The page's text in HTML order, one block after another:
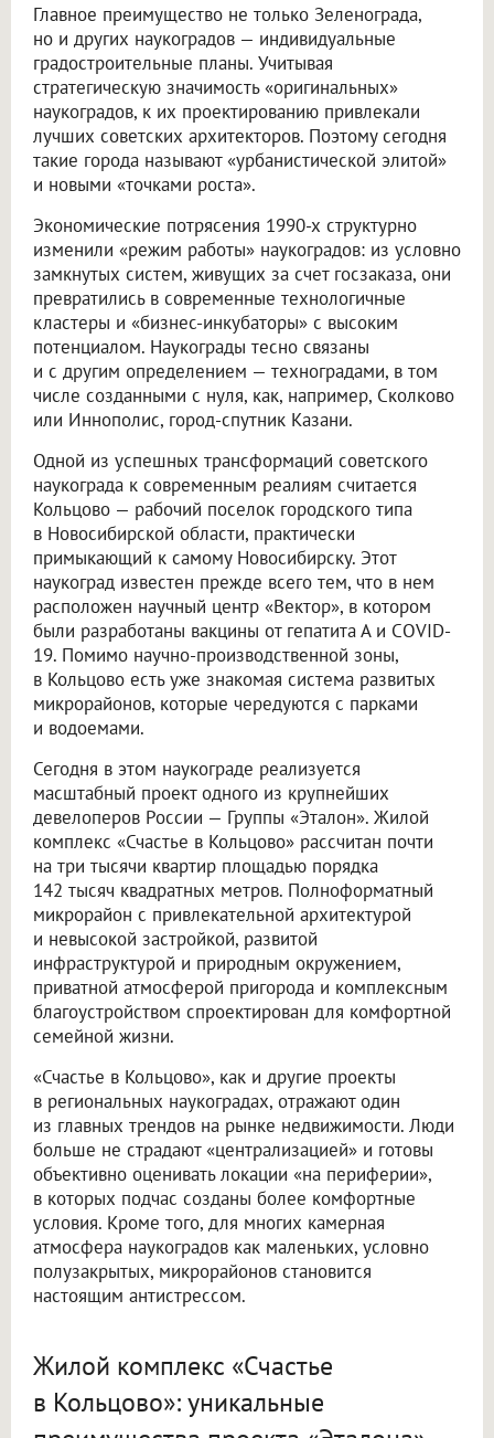
Главное преимущество не только Зеленограда,
но и других наукоградов — индивидуальные
градостроительные планы. Учитывая
стратегическую значимость «оригинальных»
наукоградов, к их проектированию привлекали
лучших советских архитекторов. Поэтому сегодня
такие города называют «урбанистической элитой»
и новыми «точками роста».
Экономические потрясения 1990-х структурно
изменили «режим работы» наукоградов: из условно
замкнутых систем, живущих за счет госзаказа, они
превратились в современные технологичные
кластеры и «бизнес-инкубаторы» с высоким
потенциалом. Наукограды тесно связаны
и с другим определением — техноградами, в том
числе созданными с нуля, как, например, Сколково
или Иннополис, город-спутник Казани.
Одной из успешных трансформаций советского
наукограда к современным реалиям считается
Кольцово — рабочий поселок городского типа
в Новосибирской области, практически
примыкающий к самому Новосибирску. Этот
наукоград известен прежде всего тем, что в нем
расположен научный центр «Вектор», в котором
были разработаны вакцины от гепатита А и COVID-
19. Помимо научно-производственной зоны,
в Кольцово есть уже знакомая система развитых
микрорайонов, которые чередуются с парками
и водоемами.
Сегодня в этом наукограде реализуется
масштабный проект одного из крупнейших
девелоперов России — Группы «Эталон». Жилой
комплекс «Счастье в Кольцово» рассчитан почти
на три тысячи квартир площадью порядка
142 тысяч квадратных метров. Полноформатный
микрорайон с привлекательной архитектурой
и невысокой застройкой, развитой
инфраструктурой и природным окружением,
приватной атмосферой пригорода и комплексным
благоустройством спроектирован для комфортной
семейной жизни.
«Счастье в Кольцово», как и другие проекты
в региональных наукоградах, отражают один
из главных трендов на рынке недвижимости. Люди
больше не страдают «централизацией» и готовы
объективно оценивать локации «на периферии»,
в которых подчас созданы более комфортные
условия. Кроме того, для многих камерная
атмосфера наукоградов как маленьких, условно
полузакрытых, микрорайонов становится
настоящим антистрессом.
Жилой комплекс «Счастье
в Кольцово»: уникальные